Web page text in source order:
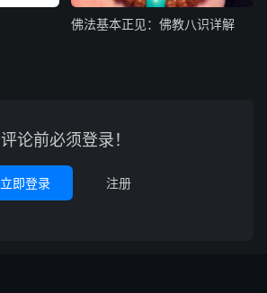
佛法基本正见：佛教八识详解
评论前必须登录！
立即登录 注册